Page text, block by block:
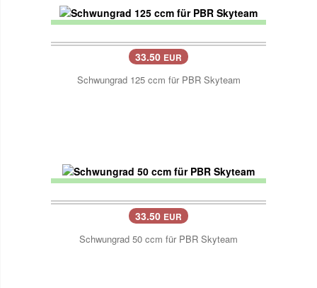
33.50 EUR
Schwungrad 125 ccm für PBR Skyteam
33.50 EUR
Schwungrad 50 ccm für PBR Skyteam